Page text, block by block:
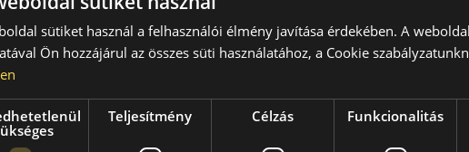
sütiket használ a felhasználói élmény javítása érdekében. A
Ön hozzájárul az összes süti használatához, a Cookie
Teljesítmény Célzás Funkcionalitás